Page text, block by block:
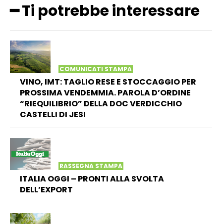
━ Ti potrebbe interessare
COMUNICATI STAMPA
VINO, IMT: TAGLIO RESE E STOCCAGGIO PER
PROSSIMA VENDEMMIA. PAROLA D’ORDINE
“RIEQUILIBRIO” DELLA DOC VERDICCHIO
CASTELLI DI JESI
RASSEGNA STAMPA
ITALIA OGGI – PRONTI ALLA SVOLTA
DELL’EXPORT